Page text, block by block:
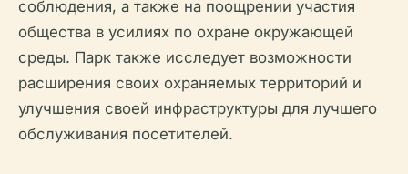
соблюдения, а также на поощрении участия
общества в усилиях по охране окружающей
среды. Парк также исследует возможности
расширения своих охраняемых территорий и
улучшения своей инфраструктуры для лучшего
обслуживания посетителей.